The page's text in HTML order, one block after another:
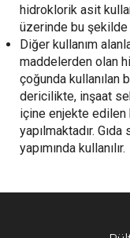
hidroklorik asit
üzerinde bu şekilde
Diğer kullanım
maddelerden olan
çoğunda kullanılan
dericilikte, inşaat
içine enjekte edilen
yapılmaktadır.
yapımında kullanılır.